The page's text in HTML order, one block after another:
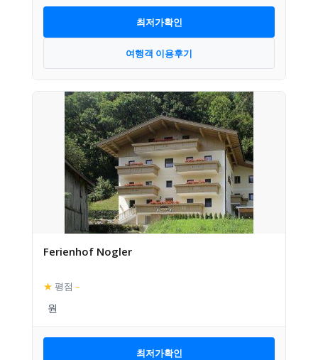
최저가확인
여행객 이용후기
Ferienhof Nogler
★ 평점 –
최저가확인